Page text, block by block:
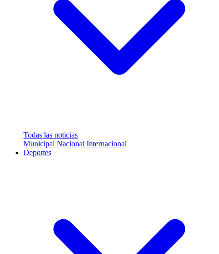
Todas las noticias
Municipal Nacional Internacional
Deportes